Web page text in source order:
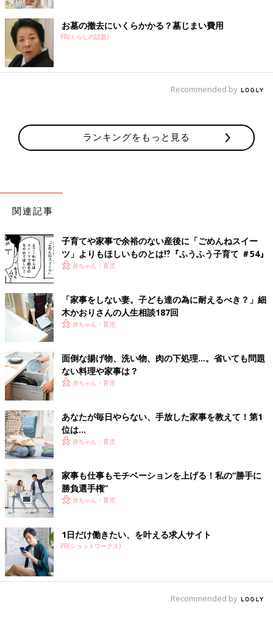
お墓の撤去にいくらかかる？墓じまい費用
PR(くらしの話題)
Recommended by
ランキングをもっと見る
関連記事
子育てや家事で余裕のない産後に「ごめんねスイー
ツ」よりもほしいものとは⁉︎『ふうふう子育て ＃54』
赤ちゃん・育児
「家事をしない妻。子ども達の為に耐えるべき？」細
木かおりさんの人生相談187回
赤ちゃん・育児
面倒な揚げ物、洗い物、肉の下処理…。省いても問題
ない料理や家事は？
赤ちゃん・育児
あなたが毎日やらない、手放した家事を教えて！第1
位は…
赤ちゃん・育児
家事も仕事もモチベーションを上げる！私の“勝手に
勝負選手権”
赤ちゃん・育児
1日だけ働きたい、を叶える求人サイト
PR(ショットワークス)
Recommended by